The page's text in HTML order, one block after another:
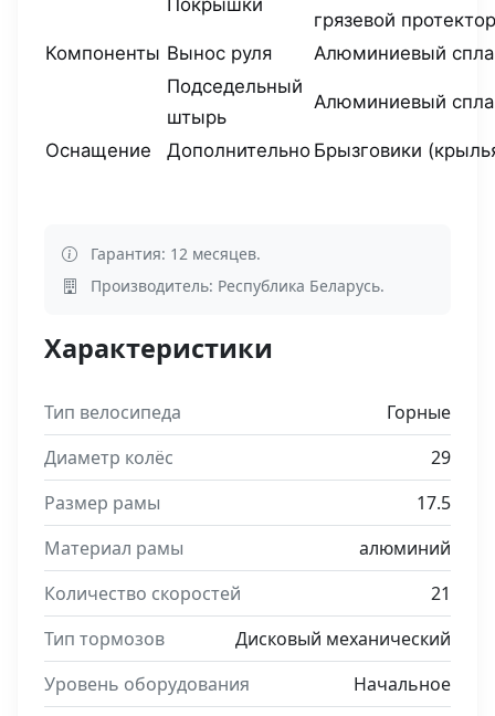
Покрышки
грязевой
Компоненты Вынос руля
Алюминиевый
Подседельный
штырь
Алюминиевый
Оснащение Дополнительно Брызговики
Гарантия: 12 месяцев.
Производитель: Республика Беларусь.
Характеристики
Тип велосипеда
Горные
Диаметр колёс
29
Размер рамы
17.5
Материал рамы
алюминий
Количество скоростей
21
Тип тормозов
Дисковый механический
Уровень оборудования
Начальное